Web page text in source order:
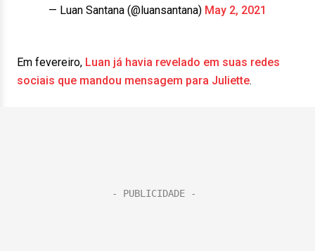
— Luan Santana (@luansantana) May 2, 2021
Em fevereiro, Luan já havia revelado em suas redes
sociais que mandou mensagem para Juliette.